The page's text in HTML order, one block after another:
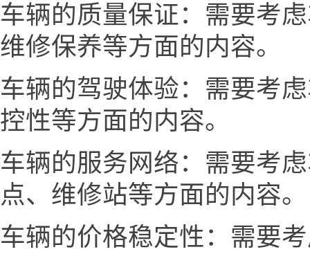
车辆的质量保证：需要考
维修保养等方面的内容。
车辆的驾驶体验：需要考
控性等方面的内容。
车辆的服务网络：需要考
点、维修站等方面的内容。
车辆的价格稳定性：需要